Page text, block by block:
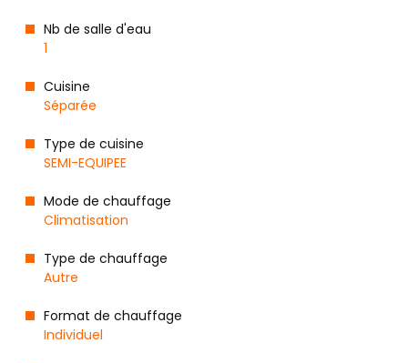
Nb de salle d'eau
1
Cuisine
Séparée
Type de cuisine
SEMI-EQUIPEE
Mode de chauffage
Climatisation
Type de chauffage
Autre
Format de chauffage
Individuel